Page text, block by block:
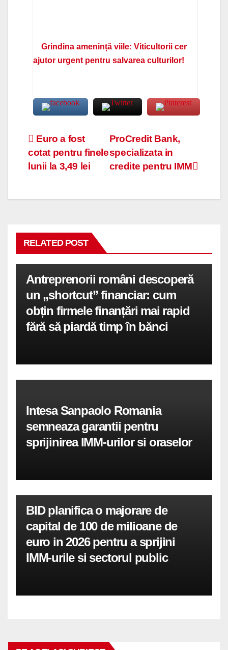
Grindina amenință viile: Viticultorii cer
ajutor urgent pentru salvarea culturilor!
Navigare
în
ProCredit Bank,
specializata in
credite pentru IMM
Euro a fost
cotat pentru finele
lunii la 3,49 lei
RELATED POST
Antreprenorii români descoperă
un „shortcut” financiar: cum
obțin firmele finanțări mai rapid
fără să piardă timp în bănci
Intesa Sanpaolo Romania
semneaza garantii pentru
sprijinirea IMM-urilor si oraselor
BID planifica o majorare de
capital de 100 de milioane de
euro in 2026 pentru a sprijini
IMM-urile si sectorul public